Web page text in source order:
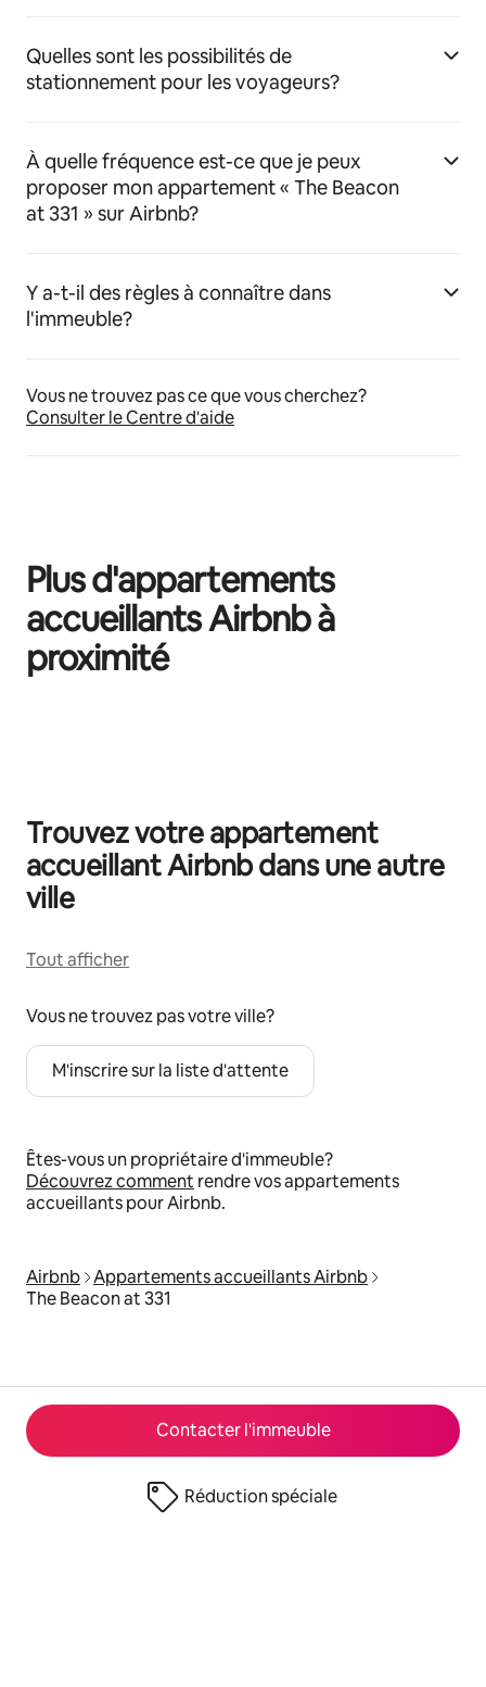
Contacter l'immeuble
Réduction spéciale
Quelles sont les possibilités de
stationnement pour les voyageurs?
À quelle fréquence est-ce que je peux
proposer mon appartement « The Beacon
at 331 » sur Airbnb?
Y a-t-il des règles à connaître dans
l'immeuble?
Vous ne trouvez pas ce que vous cherchez?
Consulter le Centre d'aide
Plus d'appartements
accueillants Airbnb à
proximité
Trouvez votre appartement
accueillant Airbnb dans une autre
ville
Tout afficher
Vous ne trouvez pas votre ville?
M'inscrire sur la liste d'attente
Êtes-vous un propriétaire d'immeuble?
Découvrez comment rendre vos appartements
accueillants pour Airbnb.
Airbnb Appartements accueillants Airbnb
The Beacon at 331